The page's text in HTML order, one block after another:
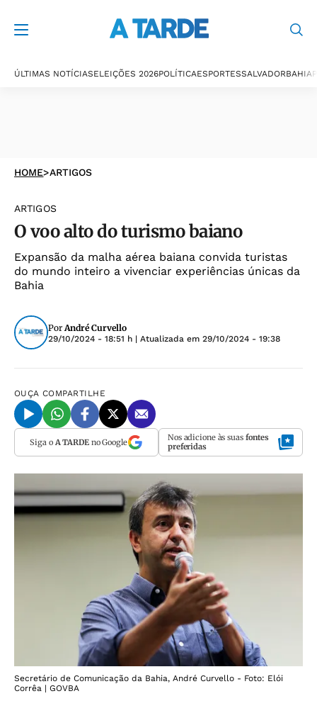
ÚLTIMAS NOTÍCIASELEIÇÕES 2026POLÍTICAESPORTESSALVADORBAHIA
HOME>ARTIGOS
ARTIGOS
O voo alto do turismo baiano
Expansão da malha aérea baiana convida turistas
do mundo inteiro a vivenciar experiências únicas da
Bahia
PorAndré Curvello
29/10/2024 - 18:51 h | Atualizada em 29/10/2024 - 19:38
OUÇA COMPARTILHE
Siga o A TARDEno Google Nos adicione às suas fontes
preferidas
Secretário de Comunicação da Bahia, André Curvello - Foto: Elói
Corrêa | GOVBA